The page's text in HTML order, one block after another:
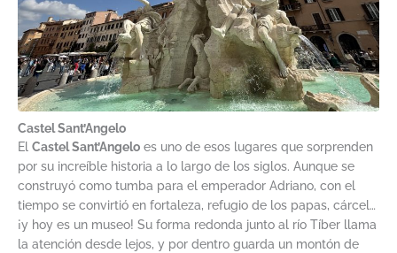
Castel Sant’Angelo
El Castel Sant’Angelo es uno de esos lugares que sorprenden
por su increíble historia a lo largo de los siglos. Aunque se
construyó como tumba para el emperador Adriano, con el
tiempo se convirtió en fortaleza, refugio de los papas, cárcel…
¡y hoy es un museo! Su forma redonda junto al río Tíber llama
la atención desde lejos, y por dentro guarda un montón de